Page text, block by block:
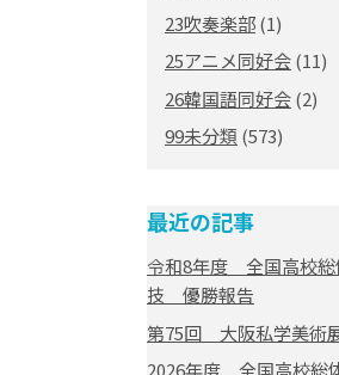
23吹奏楽部(1)
25アニメ同好会(11)
26韓国語同好会(2)
99未分類 (573)
最近の記事
令和8年度 全国高校
技 優勝報告
第75回 大阪私学美術
2026年度 全国高校総